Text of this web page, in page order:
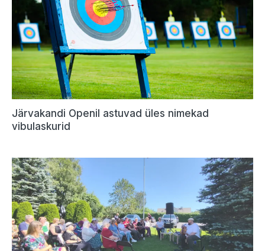
Järvakandi Openil astuvad üles nimekad
vibulaskurid